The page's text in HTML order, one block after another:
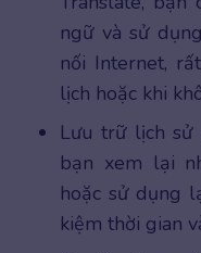
ngữ và sử
nối Internet,
lịch hoặc khi
Lưu trữ lịch sử
bạn xem lại
hoặc sử dụng
kiệm thời gian